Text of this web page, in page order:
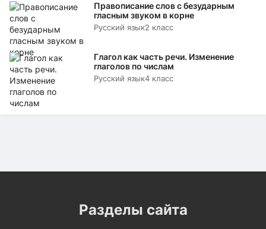
Правописание слов с безударным
гласным звуком в корне
Русский язык2 класс
Глагол как часть речи. Изменение
глаголов по числам
Русский язык4 класс
Разделы сайта